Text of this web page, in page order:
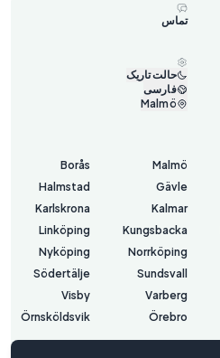
تماس
حالت تاریک
فارسی
Malmö
Malmö
Borås
Gävle
Halmstad
Kalmar
Karlskrona
Kungsbacka
Linköping
Norrköping
Nyköping
Sundsvall
Södertälje
Varberg
Visby
Örebro
Örnsköldsvik